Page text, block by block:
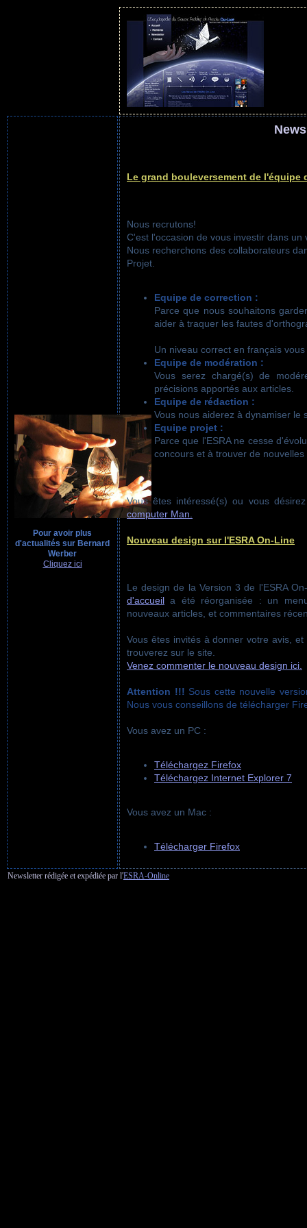
Pour avoir plus
d'actualités sur Bernard
Werber
Cliquez ici
Le grand bouleversement de l'équipe
Nous recrutons!
C'est l'occasion de vous investir dans un
Nous recherchons des collaborateurs
Projet.
Equipe de correction :
Parce que nous souhaitons
aider à traquer les fautes
Un niveau correct en français
Equipe de modération :
Vous serez chargé(s) de
précisions apportés aux articles.
Equipe de rédaction :
Vous nous aiderez à dynamiser le
Equipe projet :
Parce que l'ESRA ne cesse
concours et à trouver de
Vous êtes intéressé(s) ou vous
computer Man.
Nouveau design sur l'ESRA On-Line
Le design de la Version 3 de l'ESRA
d'accueil a été réorganisée : un
nouveaux articles, et commentaires
Vous êtes invités à donner votre avis,
trouverez sur le site.
Venez commenter le nouveau design ici.
Attention !!! Sous cette nouvelle
Nous vous conseillons de télécharger
Vous avez un PC :
Téléchargez Firefox
Téléchargez Internet Explorer 7
Vous avez un Mac :
Télécharger Firefox
Newsletter rédigée et expédiée par l'ESRA-Online